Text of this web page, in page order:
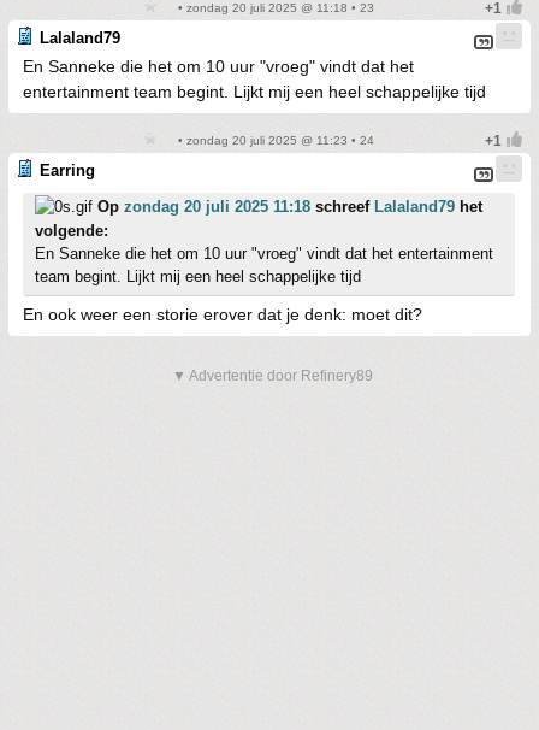
• zondag 20 juli 2025 @ 11:18 • 23
Lalaland79
En Sanneke die het om 10 uur "vroeg" vindt dat het
entertainment team begint. Lijkt mij een heel schappelijke tijd
• zondag 20 juli 2025 @ 11:23 • 24
Earring
Op zondag 20 juli 2025 11:18 schreef Lalaland79 het
volgende:
En Sanneke die het om 10 uur "vroeg" vindt dat het entertainment
team begint. Lijkt mij een heel schappelijke tijd
En ook weer een storie erover dat je denk: moet dit?
▼ Advertentie door Refinery89